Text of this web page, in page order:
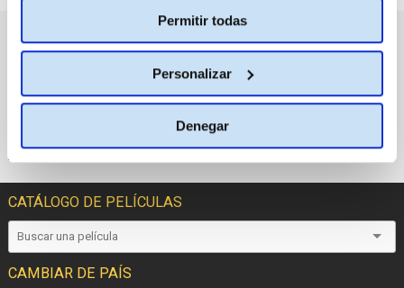
Permitir todas
Personalizar
Denegar
PRÓXIMOS ESTRENOS
CATÁLOGO DE PELÍCULAS
CAMBIAR DE PAÍS